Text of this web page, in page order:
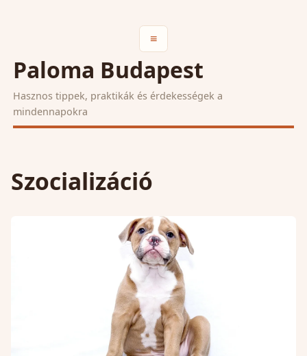
≡
Paloma Budapest
Hasznos tippek, praktikák és érdekességek a
mindennapokra
Szocializáció